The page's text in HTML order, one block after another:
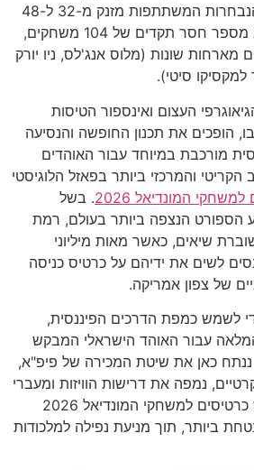
הראשונה שבה מספר הנבחרות המשתתפות מזנק מ-32 ל-48
נבחרות. המשמעות היא מספר חסר תקדים של 104 משחקים,
על פני 16 ערים מארחות שונות (מלוס אנג'לס, ניו יורק
למקסיקו סיטי).
העצום ואינספור הטיסות
הופכים את תכנון החופשה והנסיעה
מורכבת במיוחד עבור האוהדים
והמרכזי ביותר בפאזל הלוגיסטי
המונדיאל 2026
. בשל
הספורט הנצפה ביותר בעולם, רמת
שיאים, כאשר מאות מיליוני
לשים את ידיהם על כרטיס כניסה
של צפון אמריקה.
לשמש כמפת הדרכים הפיננסית,
עבור האוהד הישראלי המבקש
כאן את שיטת המכירה של פיפ"א,
נמפה את דרישות הוויזות ומעברי
הגבול, ונבין כיצד לרכוש כרטיסים למשחקי המונדיאל 2026
ביותר, תוך מניעת נפילה למלכודות